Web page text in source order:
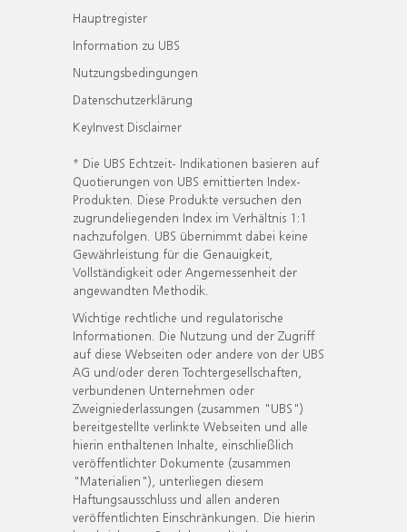
Hauptregister
Information zu UBS
Nutzungsbedingungen
Datenschutzerklärung
KeyInvest Disclaimer
* Die UBS Echtzeit- Indikationen basieren auf
Quotierungen von UBS emittierten Index-
Produkten. Diese Produkte versuchen den
zugrundeliegenden Index im Verhältnis 1:1
nachzufolgen. UBS übernimmt dabei keine
Gewährleistung für die Genauigkeit,
Vollständigkeit oder Angemessenheit der
angewandten Methodik.
Wichtige rechtliche und regulatorische
Informationen. Die Nutzung und der Zugriff
auf diese Webseiten oder andere von der UBS
AG und/oder deren Tochtergesellschaften,
verbundenen Unternehmen oder
Zweigniederlassungen (zusammen "UBS")
bereitgestellte verlinkte Webseiten und alle
hierin enthaltenen Inhalte, einschließlich
veröffentlichter Dokumente (zusammen
"Materialien"), unterliegen diesem
Haftungsausschluss und allen anderen
veröffentlichten Einschränkungen. Die hierin